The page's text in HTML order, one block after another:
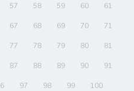
57 58 59 60 61
67 68 69 70 71
77 78 79 80 81
87 88 89 90 91
97 98 99 100